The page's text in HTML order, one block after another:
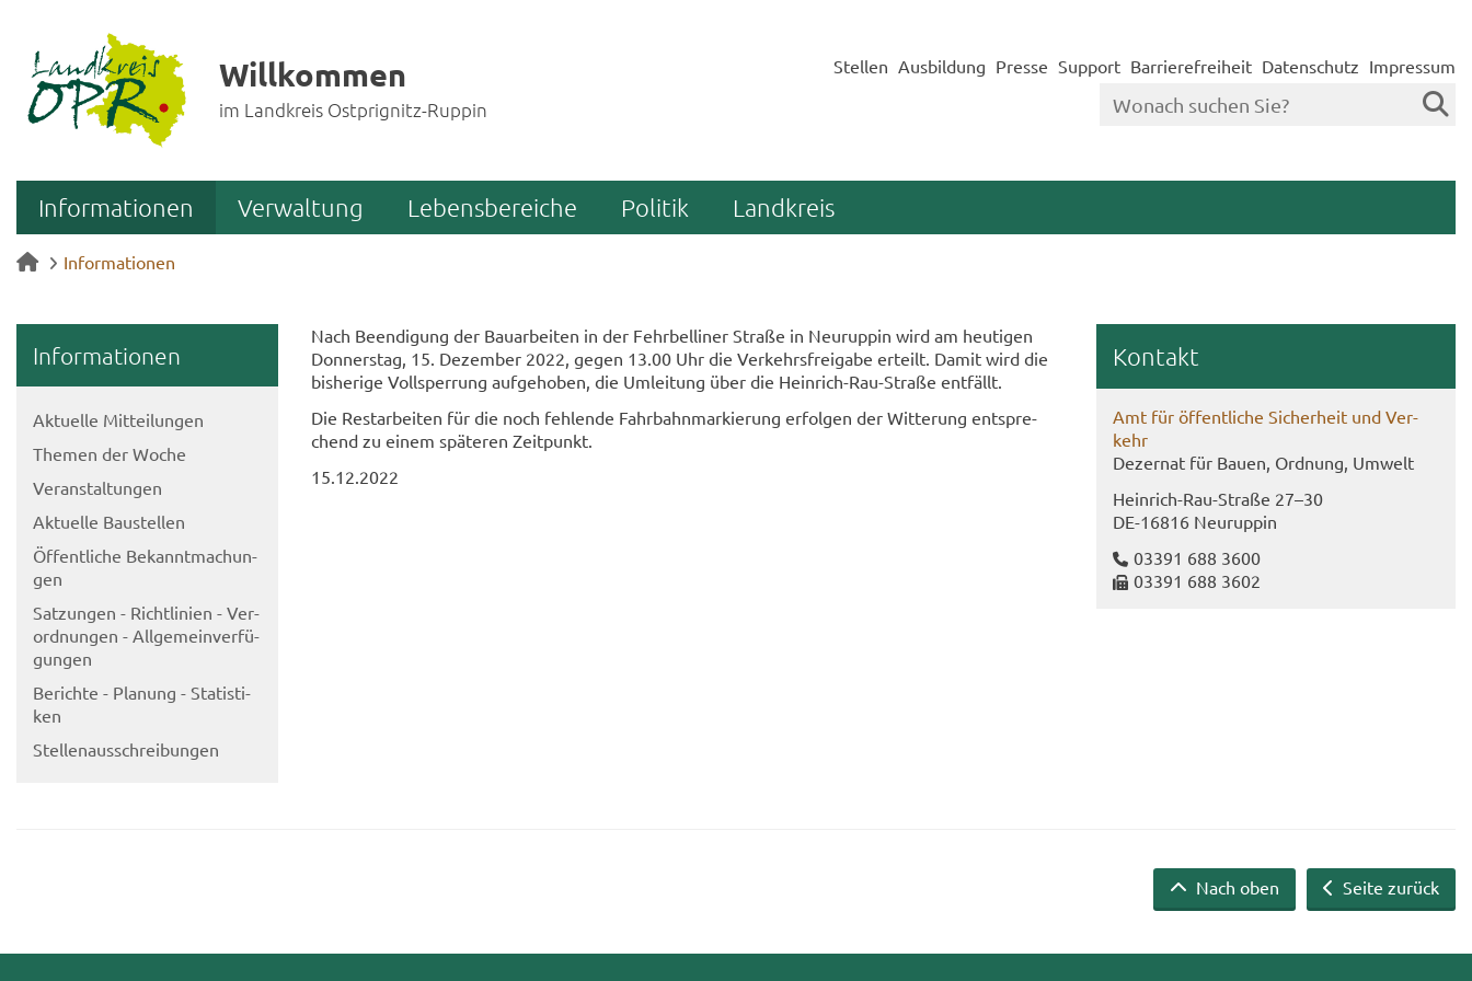
Willkommen
im Landkreis Ostprignitz-Ruppin
Stellen Ausbildung Presse Support Barrierefreiheit Datenschutz Impressum
Informationen Verwaltung Lebensbereiche Politik Landkreis
Informationen
In­for­ma­tio­nen
Ak­tu­el­le Mit­tei­lun­gen
The­men der Woche
Ver­an­stal­tun­gen
Ak­tu­el­le Bau­stel­len
Öf­fent­li­che Be­kannt­ma­chun­
gen
Sat­zun­gen - Richt­li­ni­en - Ver­
ord­nun­gen - All­ge­mein­ver­fü­
gun­gen
Be­rich­te - Pla­nung - Sta­tis­ti­
ken
Stel­len­aus­schrei­bun­gen
Nach Be­en­di­gung der Bau­ar­bei­ten in der Fehr­bel­li­ner Stra­ße in Neu­rup­pin wird am heu­ti­gen
Don­ners­tag, 15. De­zem­ber 2022, gegen 13.00 Uhr die Ver­kehrs­frei­ga­be er­teilt. Damit wird die
bis­he­ri­ge Voll­sper­rung auf­ge­ho­ben, die Um­lei­tung über die Heinrich-​Rau-Straße ent­fällt.
Die Rest­ar­bei­ten für die noch feh­len­de Fahr­bahn­mar­kie­rung er­fol­gen der Wit­te­rung ent­spre­
chend zu einem spä­te­ren Zeit­punkt.
15.12.2022
Kon­takt
Amt für öf­fent­li­che Si­cher­heit und Ver­
kehr
De­zer­nat für Bauen, Ord­nung, Um­welt
Heinrich-​Rau-Straße 27–30
DE-​16816 Neu­rup­pin
03391 688 3600
03391 688 3602
Seite zurück
Nach oben